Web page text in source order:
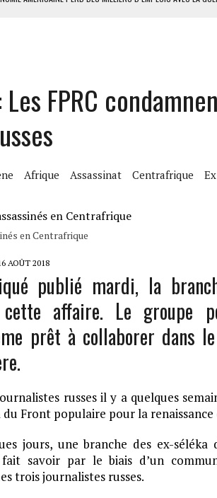
DE RECONSTRUCTION DES VILLAGES S’OUVRE
ADOPTE UN PROJET DE SANCTIONS CONTRE LA RUSSIE
FPRC
Afrique Assassinat Centrafrique
en Centrafrique
AOÛT 2018
publié mardi, la
affaire. Le groupe
prêt à collaborer dans
russes il y a quelques
du Front populaire pour la
jours, une branche des ex-séléka
fait savoir par le biais d’un
trois journalistes russes.